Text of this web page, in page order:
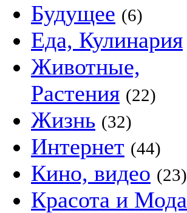
Будущее (6)
Еда, Кулинария
Животные,
Растения (22)
Жизнь (32)
Интернет (44)
Кино, видео (23)
Красота и Мода